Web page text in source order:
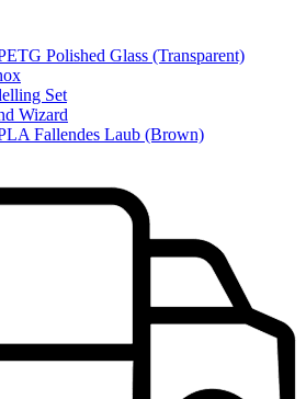
Polished Glass (Transparent)
Set
Wizard
Fallendes Laub (Brown)